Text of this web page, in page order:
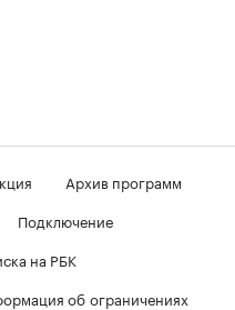
Архив программ
Подключение
на РБК
об ограничениях